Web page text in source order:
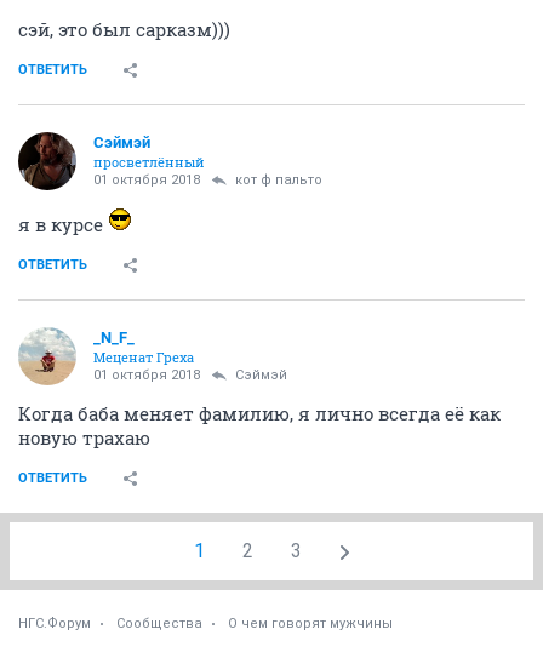
сэй, это был сарказм)))
ОТВЕТИТЬ
Сэймэй
просветлённый
01 октября 2018 кот ф пальто
я в курсе
ОТВЕТИТЬ
_N_F_
Меценат Греха
01 октября 2018 Сэймэй
Когда баба меняет фамилию, я лично всегда её как
новую трахаю
ОТВЕТИТЬ
1 2 3
НГС.Форум Сообщества О чем говорят мужчины